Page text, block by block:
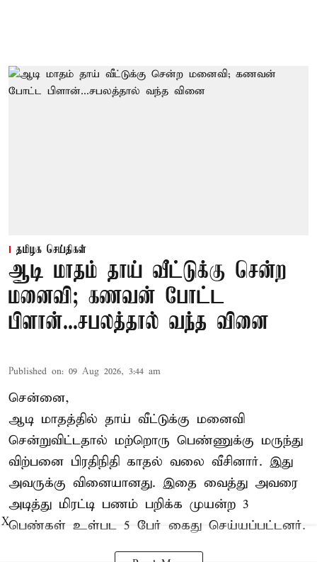
தமிழக செய்திகள்
ஆடி மாதம் தாய் வீட்டுக்கு சென்ற
மனைவி; கணவன் போட்ட
பிளான்...சபலத்தால் வந்த வினை
Published on: 09 Aug 2026, 3:44 am
சென்னை,
ஆடி மாதத்தில் தாய் வீட்டுக்கு மனைவி
சென்றுவிட்டதால் மற்றொரு பெண்ணுக்கு மருந்து
விற்பனை பிரதிநிதி காதல் வலை வீசினார். இது
அவருக்கு வினையானது. இதை வைத்து அவரை
அடித்து மிரட்டி பணம் பறிக்க முயன்ற 3
பெண்கள் உள்பட 5 பேர் கைது செய்யப்பட்டனர்.
X